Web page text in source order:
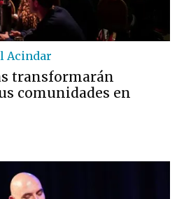
Acindar
transformarán
comunidades en